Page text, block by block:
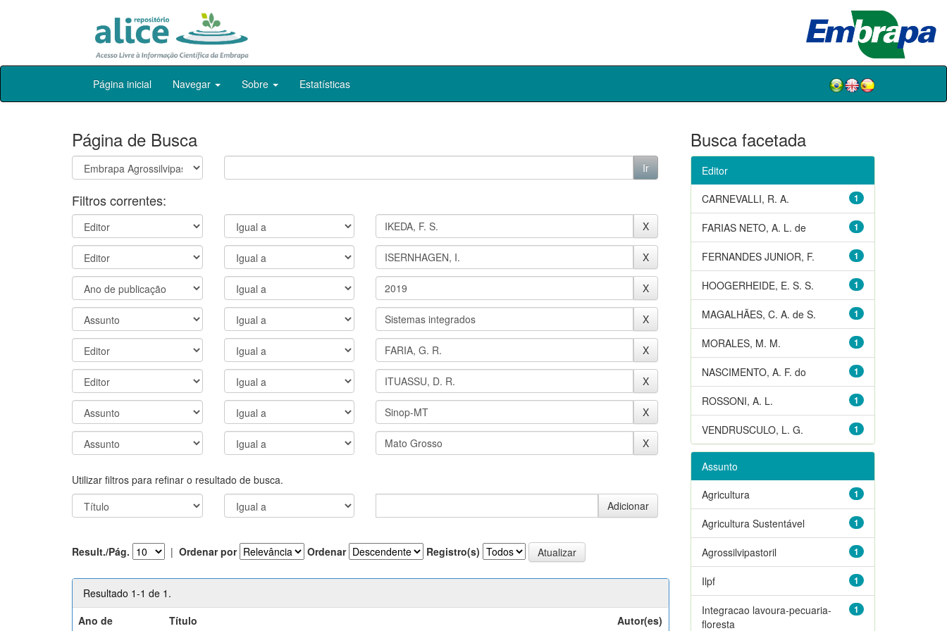
Skip
Página inicial Navegar Sobre Estatísticas
Página de Busca
Filtros correntes:
Utilizar filtros para refinar o resultado de busca.
Result./Pág. | Ordenar por Ordenar Registro(s)
Resultado 1-1 de 1.
Ano de
Título Autor(es)
Busca facetada
Editor
1
CARNEVALLI, R. A.
1
FARIAS NETO, A. L. de
1
FERNANDES JUNIOR, F.
1
HOOGERHEIDE, E. S. S.
1
MAGALHÃES, C. A. de S.
1
MORALES, M. M.
1
NASCIMENTO, A. F. do
1
ROSSONI, A. L.
1
VENDRUSCULO, L. G.
Assunto
1
Agricultura
1
Agricultura Sustentável
1
Agrossilvipastoril
1
Ilpf
1
Integracao lavoura-pecuaria-
floresta